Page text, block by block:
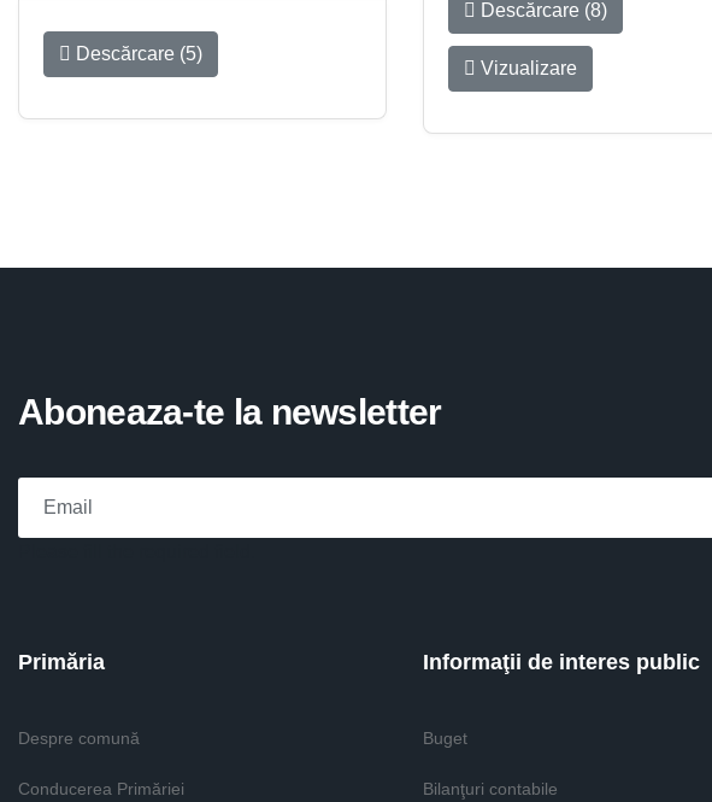
Descărcare (5)
Descărcare (8)
Vizualizare
Aboneaza-te la newsletter
Primăria
Despre comună
Conducerea Primăriei
Informaţii de interes public
Buget
Bilanţuri contabile